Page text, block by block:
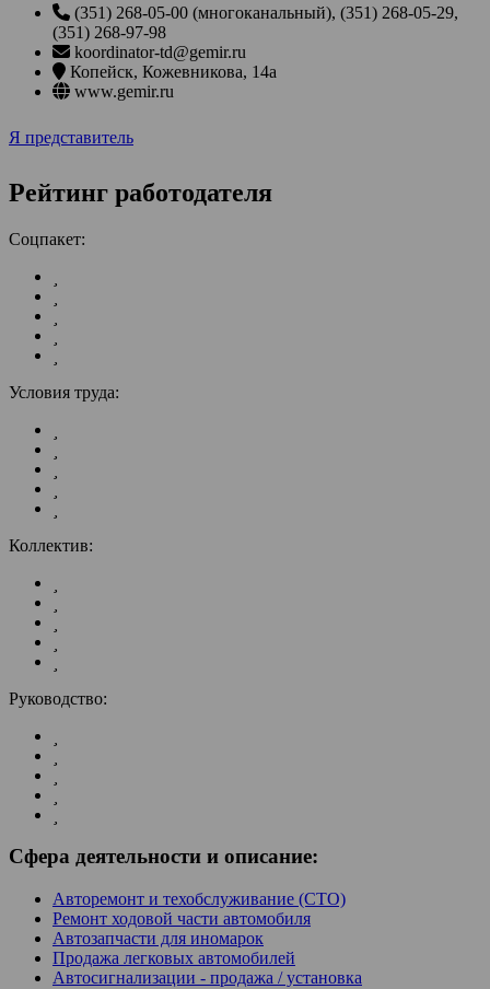
(351) 268-05-00 (многоканальный), (351) 268-05-29,
(351) 268-97-98
koordinator-td@gemir.ru
Копейск, Кожевникова, 14а
www.gemir.ru
Я представитель
Рейтинг работодателя
Соцпакет:
Условия труда:
Коллектив:
Руководство:
Сфера деятельности и описание:
Авторемонт и техобслуживание (СТО)
Ремонт ходовой части автомобиля
Автозапчасти для иномарок
Продажа легковых автомобилей
Автосигнализации - продажа / установка